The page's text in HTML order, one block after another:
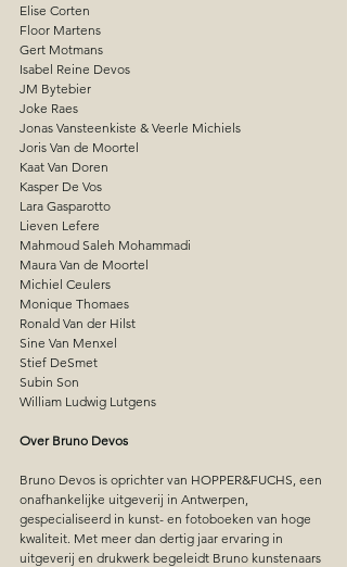
Elise Corten
Floor Martens
Gert Motmans
Isabel Reine Devos
JM Bytebier
Joke Raes
Jonas Vansteenkiste & Veerle Michiels
Joris Van de Moortel
Kaat Van Doren
Kasper De Vos
Lara Gasparotto
Lieven Lefere
Mahmoud Saleh Mohammadi
Maura Van de Moortel
Michiel Ceulers
Monique Thomaes
Ronald Van der Hilst
Sine Van Menxel
Stief DeSmet
Subin Son
William Ludwig Lutgens
Over Bruno Devos
Bruno Devos is oprichter van HOPPER&FUCHS, een
onafhankelijke uitgeverij in Antwerpen,
gespecialiseerd in kunst- en fotoboeken van hoge
kwaliteit. Met meer dan dertig jaar ervaring in
uitgeverij en drukwerk begeleidt Bruno kunstenaars